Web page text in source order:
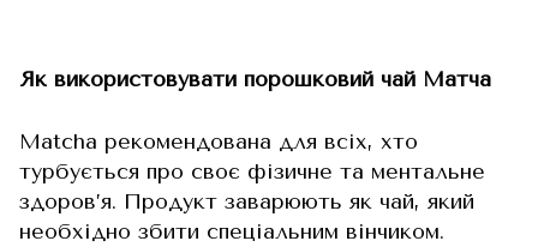
Як використовувати порошковий чай Матча
Matcha рекомендована для всіх, хто
турбується про своє фізичне та ментальне
здоров’я. Продукт заварюють як чай, який
необхідно збити спеціальним вінчиком.